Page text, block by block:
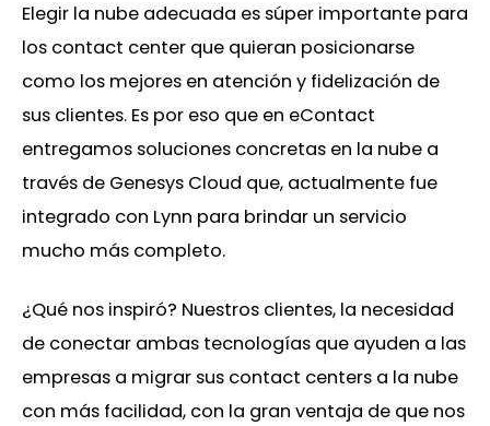
Elegir la nube adecuada es súper importante para
los contact center que quieran posicionarse
como los mejores en atención y fidelización de
sus clientes. Es por eso que en eContact
entregamos soluciones concretas en la nube a
través de Genesys Cloud que, actualmente fue
integrado con Lynn para brindar un servicio
mucho más completo.
¿Qué nos inspiró? Nuestros clientes, la necesidad
de conectar ambas tecnologías que ayuden a las
empresas a migrar sus contact centers a la nube
con más facilidad, con la gran ventaja de que nos